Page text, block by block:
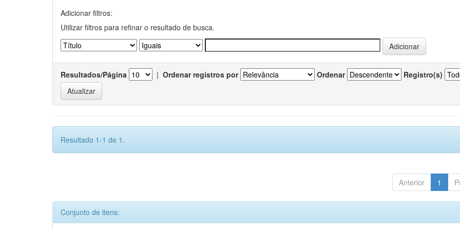
Adicionar filtros:
Utilizar filtros para refinar o resultado de busca.
Resultados/Página | Ordenar registros por Ordenar Registro(s)
Resultado 1-1 de 1.
Anterior 1
Conjunto de itens: